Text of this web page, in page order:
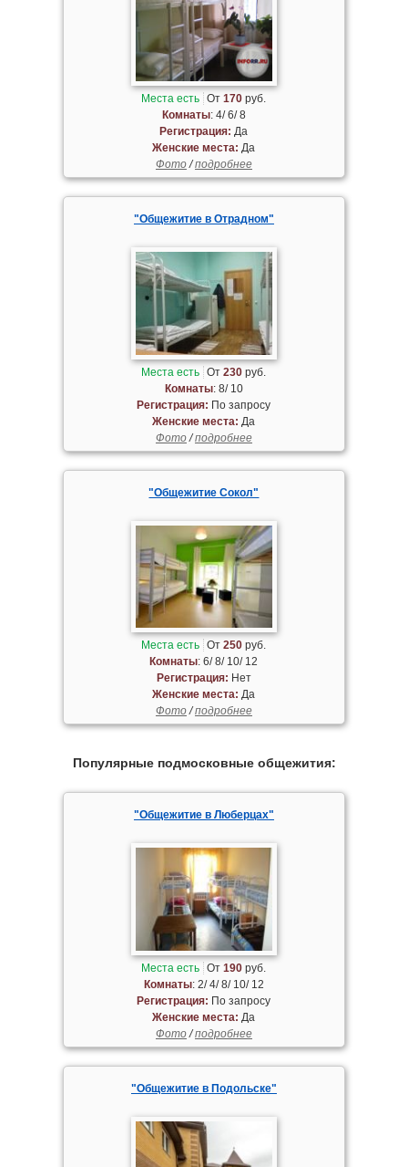
Места есть От170 руб.
Комнаты: 4/ 6/ 8
Регистрация: Да
Женские места: Да
Фото/подробнее
"Общежитие в Отрадном"
Места есть От230 руб.
Комнаты: 8/ 10
Регистрация: По запросу
Женские места: Да
Фото/подробнее
"Общежитие Сокол"
Места есть От250 руб.
Комнаты: 6/ 8/ 10/ 12
Регистрация: Нет
Женские места: Да
Фото/подробнее
Популярные подмосковные общежития:
"Общежитие в Люберцах"
Места есть От190 руб.
Комнаты: 2/ 4/ 8/ 10/ 12
Регистрация: По запросу
Женские места: Да
Фото/подробнее
"Общежитие в Подольске"